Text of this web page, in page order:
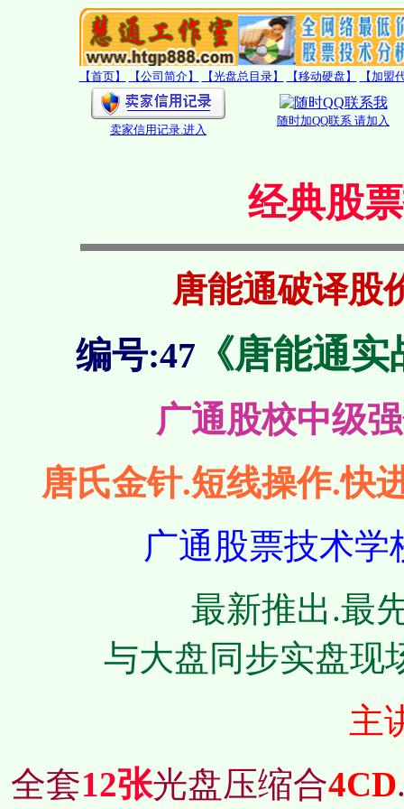
【首页】 【公司简介】 【光盘总目录】 【移动硬盘】 【加盟
卖家信用记录.进入
随时加QQ联系 请加入
经典股
唐能通破译股
编号:47 《唐能通实
广通股校中级
唐氏金针.短线操作.快
广通股票技术
最新推出.最
与大盘同步实盘现
主
全套12张光盘压缩合4CD